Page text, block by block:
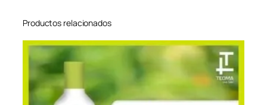
Productos relacionados